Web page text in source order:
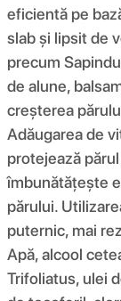
eficientă pe
slab și lipsit de
precum
de alune,
creșterea
Adăugarea de
protejează
îmbunătățește
părului.
puternic, mai
Apă, alcool
Trifoliatus, ulei